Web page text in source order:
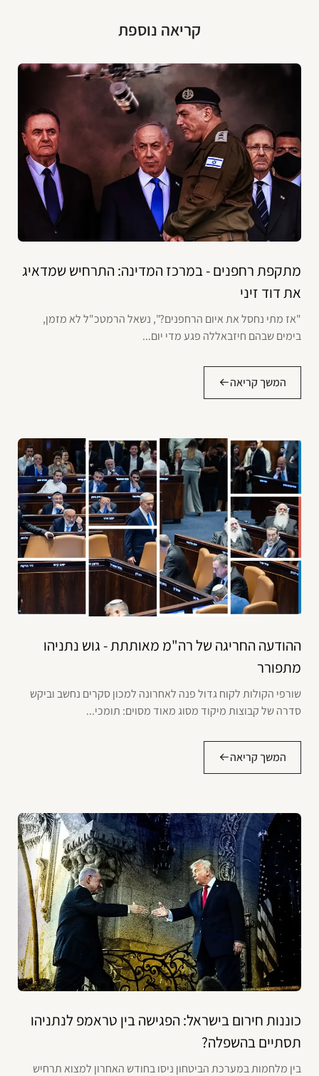
קריאה נוספת
מתקפת רחפנים - במרכז המדינה: התרחיש שמדאיג
את דוד זיני
"אז מתי נחסל את איום הרחפנים?", נשאל הרמטכ"ל לא מזמן,
בימים שבהם חיזבאללה פגע מדי יום...
המשך קריאה
ההודעה החריגה של רה"מ מאותתת - גוש נתניהו
מתפורר
שורפי הקולות לקוח גדול פנה לאחרונה למכון סקרים נחשב וביקש
סדרה של קבוצות מיקוד מסוג מאוד מסוים: תומכי...
המשך קריאה
כוננות חירום בישראל: הפגישה בין טראמפ לנתניהו
תסתיים בהשפלה?
בין מלחמות במערכת הביטחון ניסו בחודש האחרון למצוא תרחיש